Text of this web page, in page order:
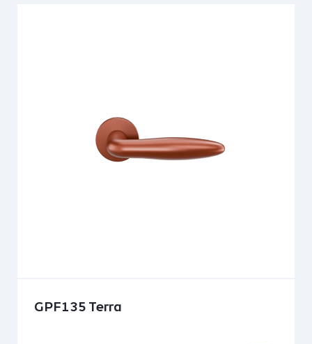
GPF135 Terra